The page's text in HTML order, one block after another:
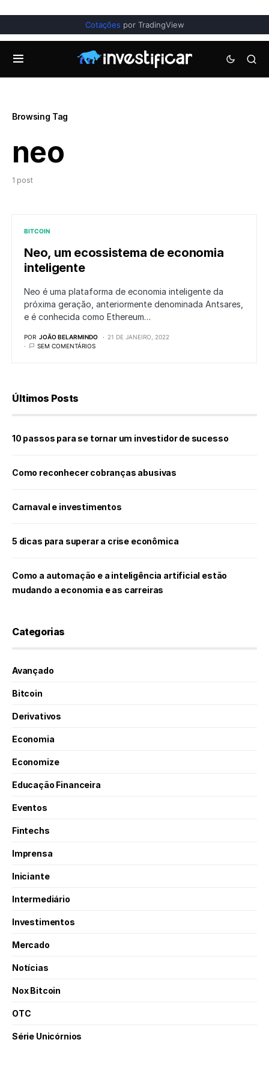
Cotações por TradingView
Browsing Tag
neo
1 post
BITCOIN
Neo, um ecossistema de economia
inteligente
Neo é uma plataforma de economia inteligente da
próxima geração, anteriormente denominada Antsares,
e é conhecida como Ethereum…
POR JOÃO BELARMINDO
21 DE JANEIRO, 2022
SEM COMENTÁRIOS
Últimos Posts
10 passos para se tornar um investidor de sucesso
Como reconhecer cobranças abusivas
Carnaval e investimentos
5 dicas para superar a crise econômica
Como a automação e a inteligência artificial estão
mudando a economia e as carreiras
Categorias
Avançado
Bitcoin
Derivativos
Economia
Economize
Educação Financeira
Eventos
Fintechs
Imprensa
Iniciante
Intermediário
Investimentos
Mercado
Notícias
Nox Bitcoin
OTC
Série Unicórnios